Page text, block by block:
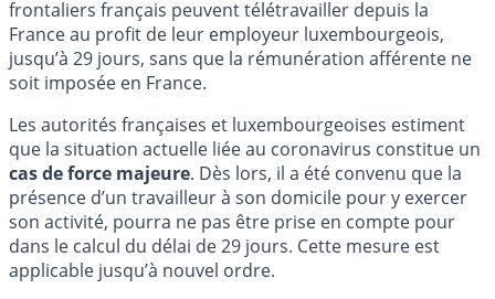
frontaliers français peuvent télétravailler depuis la
France au profit de leur employeur luxembourgeois,
jusqu’à 29 jours, sans que la rémunération afférente ne
soit imposée en France.
Les autorités françaises et luxembourgeoises estiment
que la situation actuelle liée au coronavirus constitue un
cas de force majeure. Dès lors, il a été convenu que la
présence d’un travailleur à son domicile pour y exercer
son activité, pourra ne pas être prise en compte pour
dans le calcul du délai de 29 jours. Cette mesure est
applicable jusqu’à nouvel ordre.